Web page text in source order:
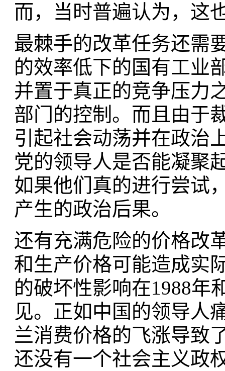
而，当时普遍认为，这
最棘手的改革任务还需
的效率低下的国有工业
并置于真正的竞争压力
部门的控制。而且由于
引起社会动荡并在政治
党的领导人是否能凝聚
如果他们真的进行尝试
产生的政治后果。
还有充满危险的价格改
和生产价格可能造成实
的破坏性影响在1988年
见。正如中国的领导人
兰消费价格的飞涨导致
还没有一个社会主义政